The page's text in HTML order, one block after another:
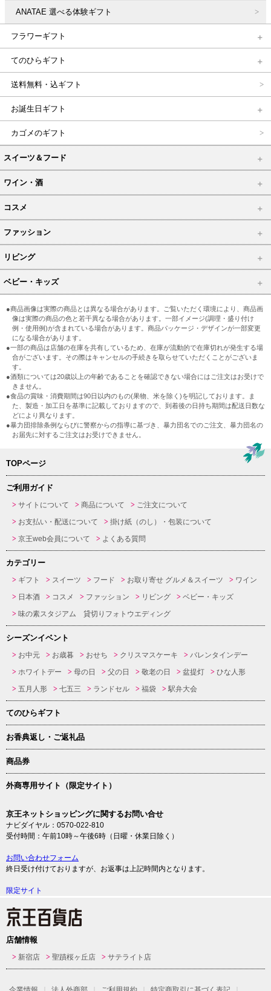
ANATAE 選べる体験ギフト
フラワーギフト
てのひらギフト
送料無料・込ギフト
お誕生日ギフト
カゴメのギフト
スイーツ＆フード
ワイン・酒
コスメ
ファッション
リビング
ベビー・キッズ
●商品画像は実際の商品とは異なる場合があります。ご覧いただく環境により、商品画
像は実際の商品の色と若干異なる場合があります。一部イメージ(調理・盛り付け
例・使用例)が含まれている場合があります。商品パッケージ・デザインが一部変更
になる場合があります。
●一部の商品は店舗の在庫を共有しているため、在庫が流動的で在庫切れが発生する場
合がございます。その際はキャンセルの手続きを取らせていただくことがございま
す。
●酒類については20歳以上の年齢であることを確認できない場合にはご注文はお受けで
きません。
●食品の賞味・消費期間は90日以内のもの(果物、米を除く)を明記しております。ま
た、製造・加工日を基準に記載しておりますので、到着後の日持ち期間は配送日数な
どにより異なります。
●暴力団排除条例ならびに警察からの指導に基づき、暴力団名でのご注文、暴力団名の
お届先に対するご注文はお受けできません。
TOPページ
ご利用ガイド
サイトについて 商品について
ご注文について
お支払い・配送について
掛け紙（のし）・包装について
京王web会員について
よくある質問
カテゴリー
ギフト スイーツ フード お取り寄せ グルメ＆スイーツ
ワイン
日本酒
コスメ ファッション リビング
ベビー・キッズ
味の素スタジアム 貸切りフォトウエディング
シーズンイベント
お中元 お歳暮 おせち クリスマスケーキ
バレンタインデー
ホワイトデー
母の日 父の日 敬老の日 盆提灯
ひな人形
五月人形
七五三 ランドセル 福袋 駅弁大会
てのひらギフト
お香典返し・ご返礼品
商品券
外商専用サイト（限定サイト）
京王ネットショッピングに関するお問い合せ
ナビダイヤル：0570-022-810
受付時間：午前10時～午後6時（日曜・休業日除く）
お問い合わせフォーム
終日受け付けておりますが、お返事は上記時間内となります。
限定サイト
店舗情報
新宿店 聖蹟桜ヶ丘店 サテライト店